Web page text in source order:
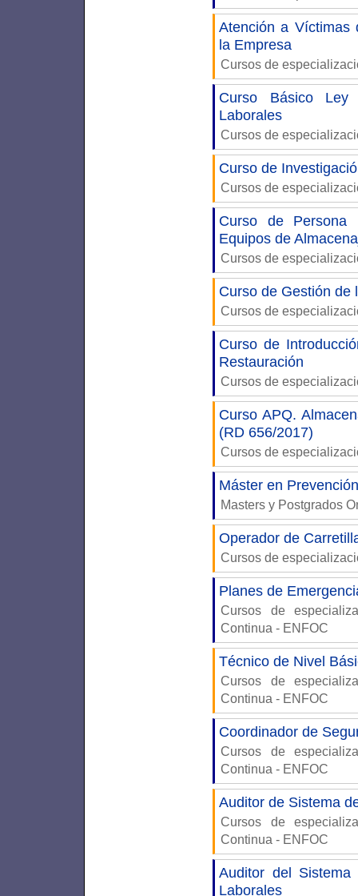
Atención a Víctimas
la Empresa
Cursos de
Curso Básico Ley
Laborales
Cursos de
Curso de
Cursos de
Curso de Persona
Equipos de
Cursos de
Curso de Gestión de
Cursos de
Curso de
Restauración
Cursos de
Curso APQ.
(RD 656/2017)
Cursos de
Máster en
Masters y Postgrados
Operador de
Cursos de
Planes de
Cursos de
Continua - ENFOC
Técnico de Nivel
Cursos de
Continua - ENFOC
Coordinador de
Cursos de
Continua - ENFOC
Auditor de Sistema
Cursos de
Continua - ENFOC
Auditor del
Laborales